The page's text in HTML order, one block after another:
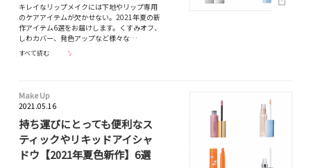
キレイなリップメイクには下地やリップ専用
のケアアイテムが欠かせない。2021年夏の新
作アイテム6選をお届けします。くすみオフ、
しわカバー、発色アップなど様々な…
すべて読む
Make Up
2021.05.16
持ち運びにとっても便利なス
ティックやリキッドアイシャ
ドウ【2021年夏色新作】6選